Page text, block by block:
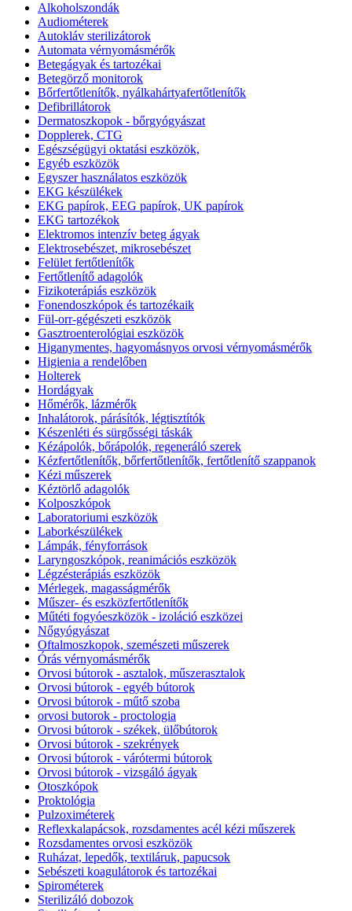
Alkoholszondák
Audiométerek
Autokláv sterilizátorok
Automata vérnyomásmérők
Betegágyak és tartozékai
Betegörző monitorok
Bőrfertőtlenítők, nyálkahártyafertőtlenítők
Defibrillátorok
Dermatoszkopok - bőrgyógyászat
Dopplerek, CTG
Egészségügyi oktatási eszközök,
Egyéb eszközök
Egyszer használatos eszközök
EKG készülékek
EKG papírok, EEG papírok, UK papírok
EKG tartozékok
Elektromos intenzív beteg ágyak
Elektrosebészet, mikrosebészet
Felület fertőtlenítők
Fertőtlenítő adagolók
Fizikoterápiás eszközök
Fonendoszkópok és tartozékaik
Fül-orr-gégészeti eszközök
Gasztroenterológiai eszközök
Higanymentes, hagyomásnyos orvosi vérnyomásmérők
Higienia a rendelőben
Holterek
Hordágyak
Hőmérők, lázmérők
Inhalátorok, párásítók, légtisztítók
Készenléti és sürgősségi táskák
Kézápolók, bőrápolók, regeneráló szerek
Kézfertőtlenítők, bőrfertőtlenítők, fertőtlenítő szappanok
Kézi műszerek
Kéztörlő adagolók
Kolposzkópok
Laboratoriumi eszközök
Laborkészülékek
Lámpák, fényforrások
Laryngoszkópok, reanimációs eszközök
Légzésterápiás eszközök
Mérlegek, magasságmérők
Műszer- és eszközfertőtlenítők
Műtéti fogyóeszközök - izoláció eszközei
Nőgyógyászat
Oftalmoszkopok, szemészeti műszerek
Órás vérnyomásmérők
Orvosi bútorok - asztalok, műszerasztalok
Orvosi bútorok - egyéb bútorok
Orvosi bútorok - műtő szoba
orvosi butorok - proctologia
Orvosi bútorok - székek, ülőbútorok
Orvosi bútorok - szekrények
Orvosi bútorok - várótermi bútorok
Orvosi bútorok - vizsgáló ágyak
Otoszkópok
Proktológia
Pulzoximéterek
Reflexkalapácsok, rozsdamentes acél kézi műszerek
Rozsdamentes orvosi eszközök
Ruházat, lepedők, textiláruk, papucsok
Sebészeti koagulátorok és tartozékai
Spirométerek
Sterilizáló dobozok